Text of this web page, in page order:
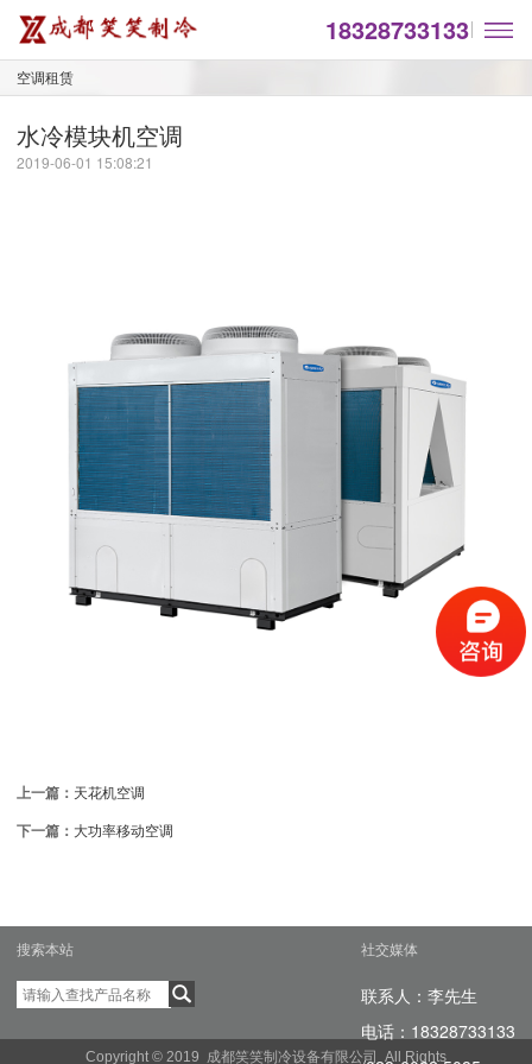
18328733133
空调租赁
水冷模块机空调
2019-06-01 15:08:21
上一篇： 天花机空调
下一篇： 大功率移动空调
搜索本站 社交媒体
联系人：李先生
电话 ：18328733133
Copyright © 2019 成都笑笑制冷设备有限公司 All Rights